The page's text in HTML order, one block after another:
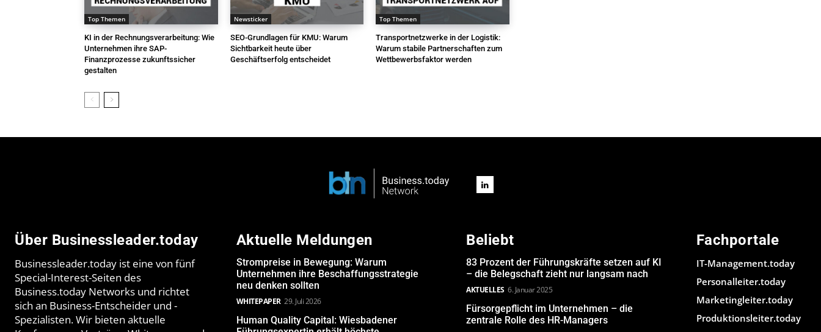
Top Themen
KI in der Rechnungsverarbeitung: Wie
Unternehmen ihre SAP-
Finanzprozesse zukunftssicher
gestalten
Newsticker
SEO-Grundlagen für KMU: Warum
Sichtbarkeit heute über
Geschäftserfolg entscheidet
Top Themen
Transportnetzwerke in der Logistik:
Warum stabile Partnerschaften zum
Wettbewerbsfaktor werden
Über Businessleader.today
Businessleader.today ist eine von fünf
Special-Interest-Seiten des
Business.today Networks und richtet
sich an Business-Entscheider und -
Spezialisten. Wir bieten aktuelle
Aktuelle Meldungen
Strompreise in Bewegung: Warum
Unternehmen ihre Beschaffungsstrategie
neu denken sollten
WHITEPAPER 29. Juli 2026
Human Quality Capital: Wiesbadener
Beliebt
83 Prozent der Führungskräfte setzen auf KI
– die Belegschaft zieht nur langsam nach
AKTUELLES 6. Januar 2025
Fürsorgepflicht im Unternehmen – die
zentrale Rolle des HR-Managers
Fachportale
IT-Management.today
Personalleiter.today
Marketingleiter.today
Produktionsleiter.today